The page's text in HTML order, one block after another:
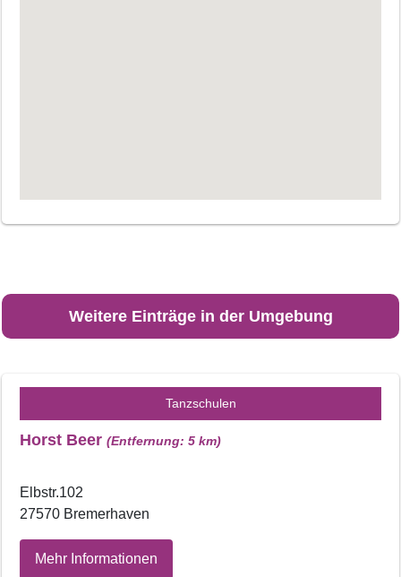
Weitere Einträge in der Umgebung
Tanzschulen
Horst Beer (Entfernung: 5 km)
Elbstr.102
27570 Bremerhaven
Mehr Informationen